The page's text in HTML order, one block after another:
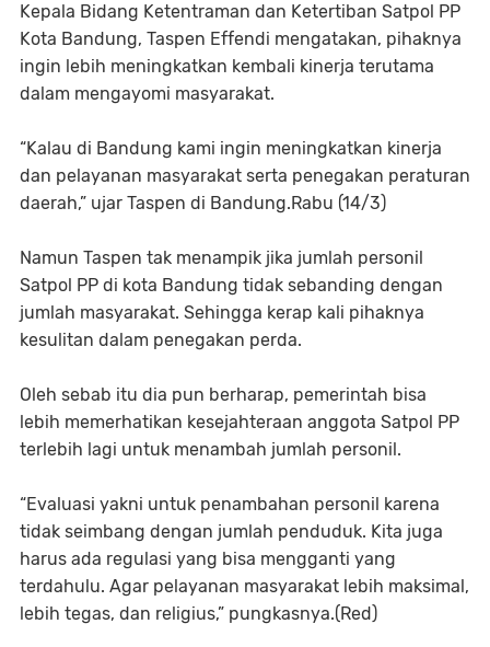
Kepala Bidang Ketentraman dan Ketertiban Satpol PP
Kota Bandung, Taspen Effendi mengatakan, pihaknya
ingin lebih meningkatkan kembali kinerja terutama
dalam mengayomi masyarakat.
“Kalau di Bandung kami ingin meningkatkan kinerja
dan pelayanan masyarakat serta penegakan peraturan
daerah,” ujar Taspen di Bandung.Rabu (14/3)
Namun Taspen tak menampik jika jumlah personil
Satpol PP di kota Bandung tidak sebanding dengan
jumlah masyarakat. Sehingga kerap kali pihaknya
kesulitan dalam penegakan perda.
Oleh sebab itu dia pun berharap, pemerintah bisa
lebih memerhatikan kesejahteraan anggota Satpol PP
terlebih lagi untuk menambah jumlah personil.
“Evaluasi yakni untuk penambahan personil karena
tidak seimbang dengan jumlah penduduk. Kita juga
harus ada regulasi yang bisa mengganti yang
terdahulu. Agar pelayanan masyarakat lebih maksimal,
lebih tegas, dan religius,” pungkasnya.(Red)